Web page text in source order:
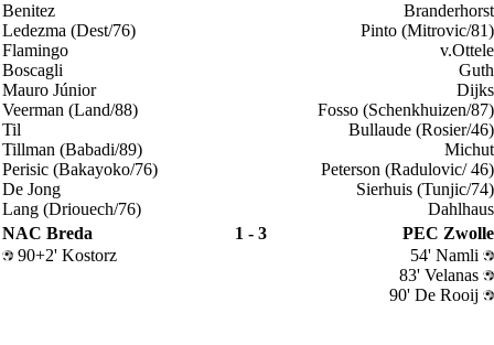
Benitez
Ledezma (Dest/76)
Flamingo
Boscagli
Mauro Júnior
Veerman (Land/88)
Til
Tillman (Babadi/89)
Perisic (Bakayoko/76)
De Jong
Lang (Driouech/76)
Branderhorst
Pinto (Mitrovic/81)
v.Ottele
Guth
Dijks
Fosso (Schenkhuizen/87)
Bullaude (Rosier/46)
Michut
Peterson (Radulovic/ 46)
Sierhuis (Tunjic/74)
Dahlhaus
NAC Breda
1 - 3
PEC Zwolle
90+2' Kostorz
54' Namli
83' Velanas
90' De Rooij